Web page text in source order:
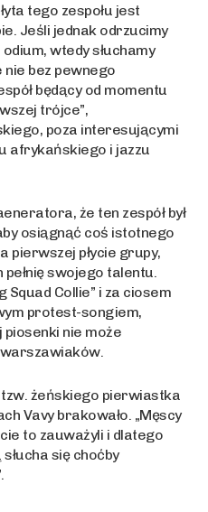
tego zespołu jest
Jeśli jednak odrzucimy
wtedy słuchamy
bez pewnego
będący od momentu
trójce”,
poza interesującymi
afrykańskiego i jazzu
że ten zespół był
osiągnąć coś istotnego
pierwszej płycie grupy,
swojego talentu.
Squad Collie” i za ciosem
protest-songiem,
piosenki nie może
warszawiaków.
żeńskiego pierwiastka
Vavy brakowało. „Męscy
to zauważyli i dlatego
się choćby